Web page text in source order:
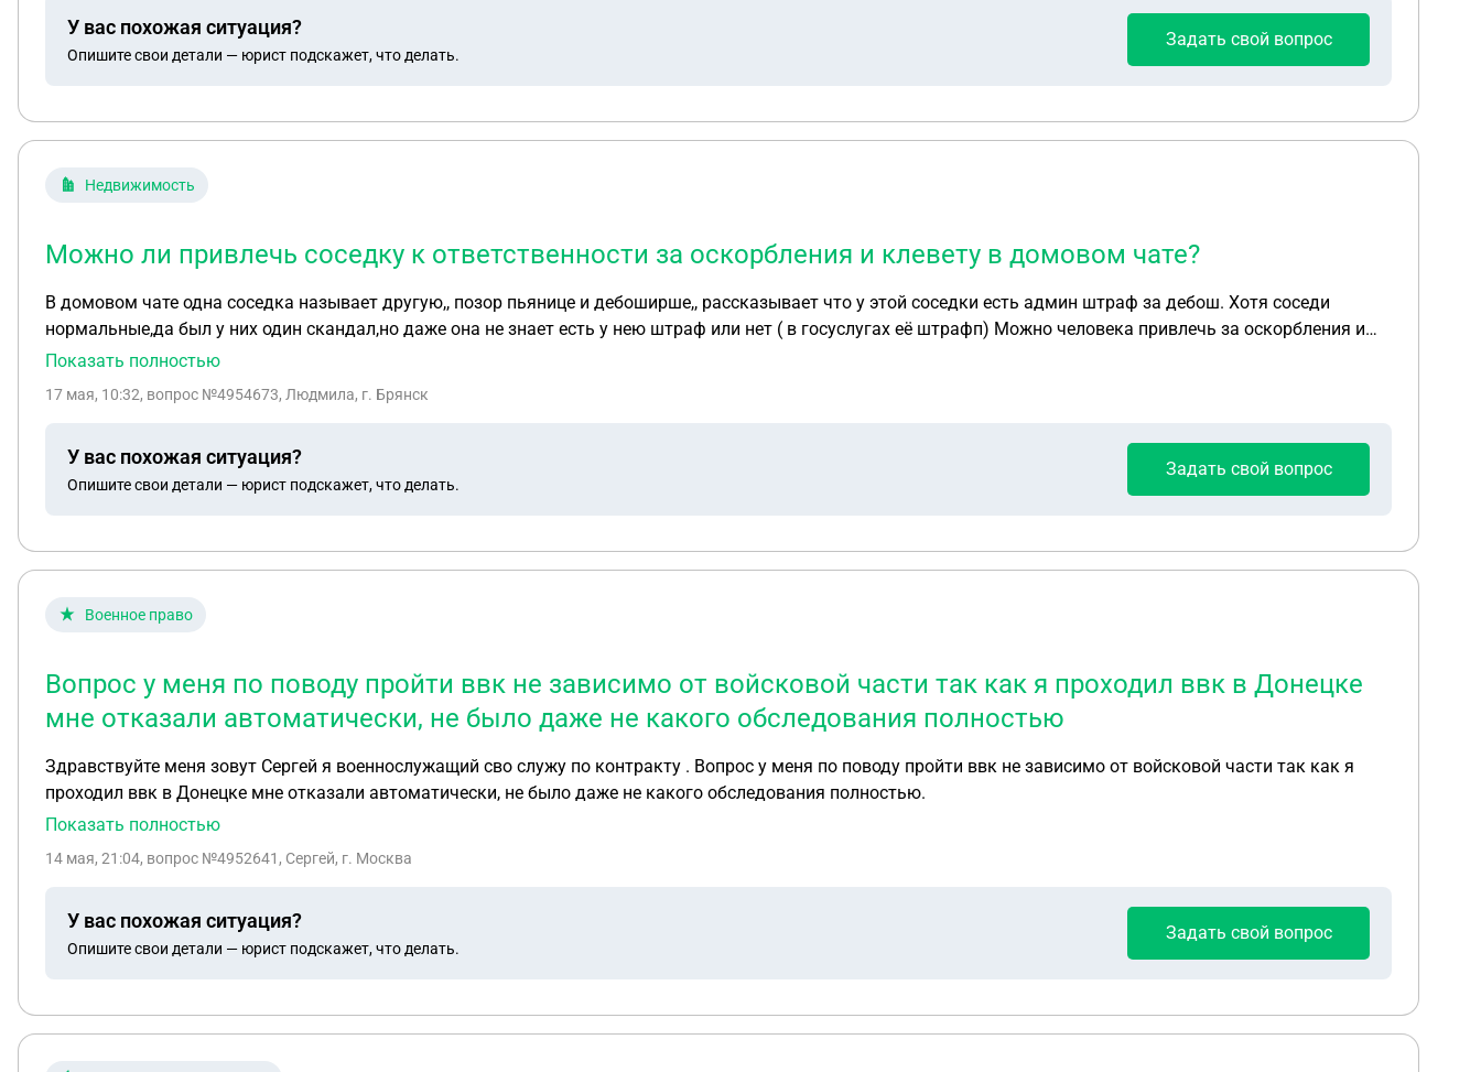
У вас похожая ситуация?
Опишите свои детали — юрист подскажет, что делать.
Задать свой вопрос
Недвижимость
Можно ли привлечь соседку к ответственности за оскорбления и клевету в домовом чате?
В домовом чате одна соседка называет другую,, позор пьянице и дебоширше,, рассказывает что у этой соседки есть админ штраф за дебош. Хотя соседи
нормальные,да был у них один скандал,но даже она не знает есть у нею штраф или нет ( в госуслугах её штрафп) Можно человека привлечь за оскорбления и
клевету в домовом чате.
Показать полностью
17 мая, 10:32, вопрос №4954673, Людмила, г. Брянск
У вас похожая ситуация?
Опишите свои детали — юрист подскажет, что делать.
Задать свой вопрос
Военное право
Вопрос у меня по поводу пройти ввк не зависимо от войсковой части так как я проходил ввк в Донецке
мне отказали автоматически, не было даже не какого обследования полностью
Здравствуйте меня зовут Сергей я военнослужащий сво служу по контракту . Вопрос у меня по поводу пройти ввк не зависимо от войсковой части так как я
проходил ввк в Донецке мне отказали автоматически, не было даже не какого обследования полностью.
Показать полностью
14 мая, 21:04, вопрос №4952641, Сергей, г. Москва
У вас похожая ситуация?
Опишите свои детали — юрист подскажет, что делать.
Задать свой вопрос